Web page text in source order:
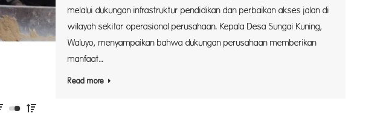
melalui dukungan infrastruktur pendidikan dan perbaikan akses jalan di
wilayah sekitar operasional perusahaan. Kepala Desa Sungai Kuning,
Waluyo, menyampaikan bahwa dukungan perusahaan memberikan
manfaat…
Read more